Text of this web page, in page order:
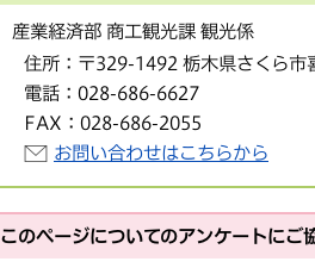
産業経済部 商工観光課 観光係
住所： 〒329-1492 栃木県さくら市
電話： 028-686-6627
FAX： 028-686-2055
お問い合わせはこちらから
このページについてのアンケートにご